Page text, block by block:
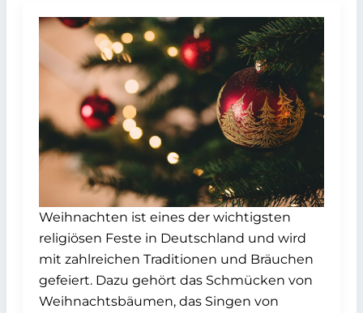
Weihnachten ist eines der wichtigsten
religiösen Feste in Deutschland und wird
mit zahlreichen Traditionen und Bräuchen
gefeiert. Dazu gehört das Schmücken von
Weihnachtsbäumen, das Singen von